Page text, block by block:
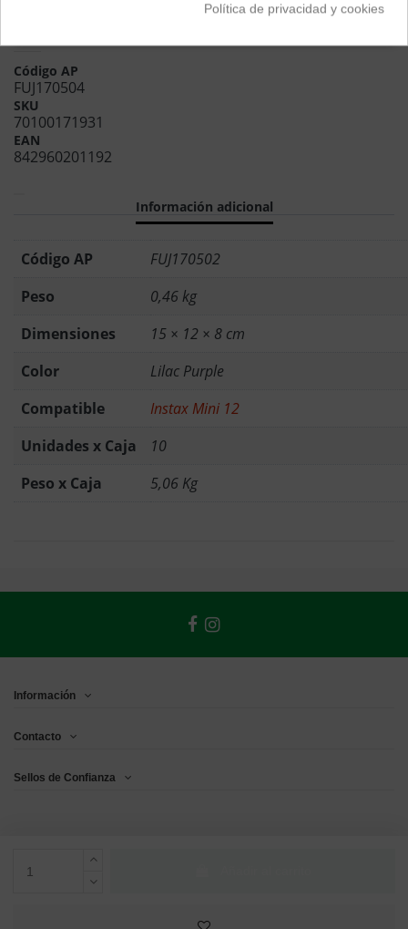
Código AP
FUJ170504
SKU
70100171931
EAN
842960201192
Información adicional
Código AP
FUJ170502
Peso
0,46 kg
Dimensiones
15 × 12 × 8 cm
Color
Lilac Purple
Compatible
Instax Mini 12
Unidades x Caja
10
Peso x Caja
5,06 Kg
Información
Contacto
Sellos de Confianza
Política de privacidad y cookies